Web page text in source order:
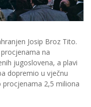
Josip Broz Tito.
na
jugoslovena, a plavi
dopremio u vječnu
2,5 miliona